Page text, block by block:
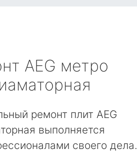
AEG метро
ремонт плит AEG
выполняется
своего дела.